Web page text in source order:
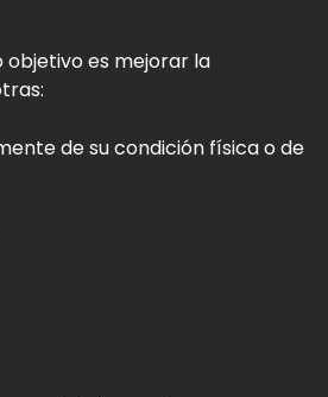
objetivo es mejorar la
de su condición física o de